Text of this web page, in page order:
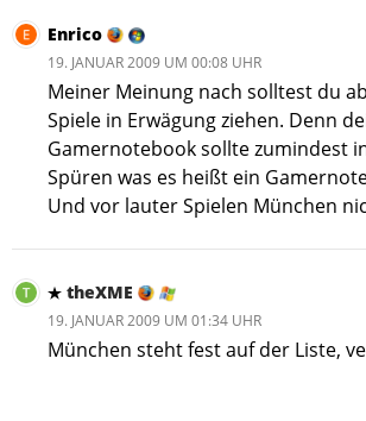
Enrico
19. JANUAR 2009 UM 00:08 UHR
Meiner Meinung nach solltest du
Spiele in Erwägung ziehen. Denn
Gamernotebook sollte zumindest
Spüren was es heißt ein
Und vor lauter Spielen München
theXME
19. JANUAR 2009 UM 01:34 UHR
München steht fest auf der Liste,